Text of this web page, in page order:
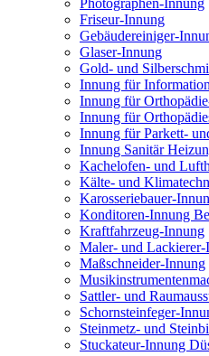
Photographen-Innung
Friseur-Innung
Gebäudereiniger-
Glaser-Innung
Gold- und
Innung für
Innung für
Innung für
Innung für Parkett-
Innung Sanitär
Kachelofen- und
Kälte- und
Karosseriebauer-
Konditoren-Innung
Kraftfahrzeug-Innung
Maler- und Lackierer-
Maßschneider-Innung
Sattler- und
Schornsteinfeger-
Steinmetz- und
Stuckateur-Innung